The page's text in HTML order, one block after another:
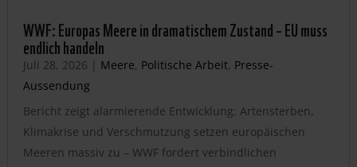
WWF: Europas Meere in dramatischem Zustand – EU muss
endlich handeln
Juli 28, 2026 | Meere, Politische Arbeit, Presse-
Aussendung
Bericht zeigt alarmierende Entwicklung: Artensterben,
Klimakrise und Verschmutzung setzen europäischen
Meeren massiv zu – WWF fordert verbindlichen